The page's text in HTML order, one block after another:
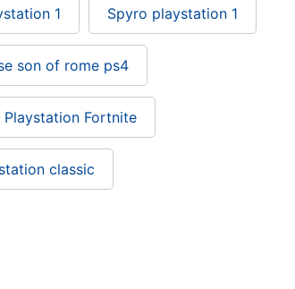
1 Spyro playstation 1
son of rome ps4
Playstation Fortnite
classic